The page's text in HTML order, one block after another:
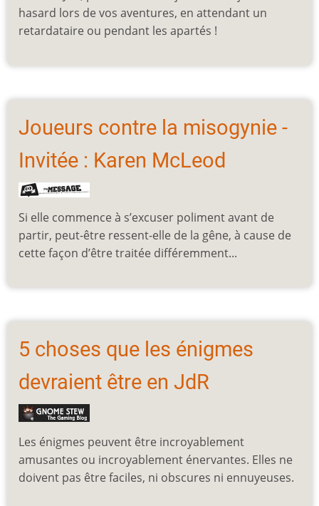
hasard lors de vos aventures, en attendant un
retardataire ou pendant les apartés !
Joueurs contre la misogynie -
Invitée : Karen McLeod
Si elle commence à s’excuser poliment avant de
partir, peut-être ressent-elle de la gêne, à cause de
cette façon d’être traitée différemment...
5 choses que les énigmes
devraient être en JdR
Les énigmes peuvent être incroyablement
amusantes ou incroyablement énervantes. Elles ne
doivent pas être faciles, ni obscures ni ennuyeuses.